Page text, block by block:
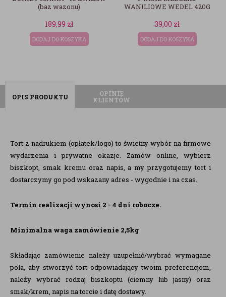
KOSZYKA
WANILIOWE WEDEL 420G
DODAJ DO KOSZYKA
OPIS PRODUKTU
OPINIE
KLIENTÓW
Tort z nadrukiem (opłatek/logo) to świetny wybór na firmowe
wydarzenia i prywatne okazje. Zamów online, wybierz
biszkopt, smak kremu oraz napis, a my przygotujemy tort i
dostarczymy go pod wskazany adres - wygodnie i na czas.
Termin realizacji wynosi 2 - 4 dni robocze.
Minimalna waga zamówienie 2,5kg
Składając zamówienie należy uzupełnić/wybrać wymagane
pola, aby stworzyć tort odpowiadający twoim preferencjom,
należy wybrać rodzaj biszkoptu (ciemny lub jasny) oraz
smak/krem, napis na torcie i datę dostawy.